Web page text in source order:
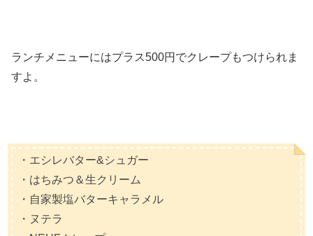
ランチメニューにはプラス500円でクレープもつけられま
すよ。
・エシレバター&シュガー
・はちみつ＆生クリーム
・自家製塩バターキャラメル
・ヌテラ